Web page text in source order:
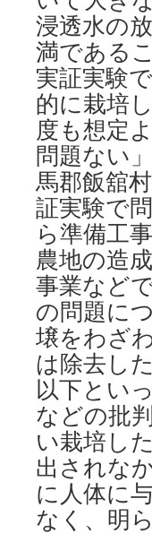
浸透水の
満である
実証実験
的に栽培
度も想定
問題ない
馬郡飯舘
証実験で
ら準備工
農地の造
事業など
の問題に
壌をわざ
は除去し
以下とい
などの批
い栽培し
出されな
に人体に
なく、明